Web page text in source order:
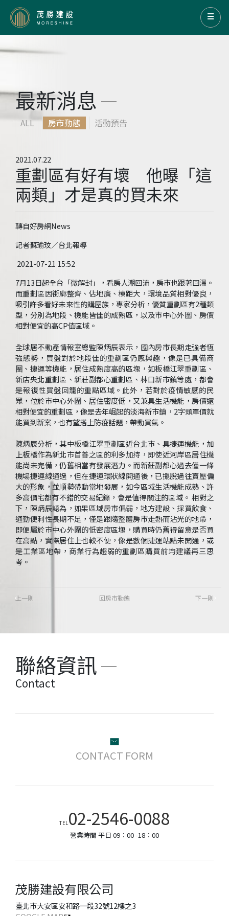
最新消息
ALL 房市動態 活動預告
2021.07.22
重劃區有好有壞 他曝「這
兩類」才是真的買未來
轉自好房網News
記者蘇瑜玟／台北報導
2021-07-21 15:52
7月13日起全台「微解封」，看房人潮回流，房市也跟著回溫。
而重劃區因街廓整齊、佔地廣、棟距大，環境品質相對優良，
吸引許多看好未來性的購屋族，專家分析，優質重劃區有2種類
型，分別為地段、機能皆佳的成熟區，以及市中心外圍、房價
相對便宜的高CP值區域。
全球居不動產情報室總監陳炳辰表示，國內房市長期走強者恆
強態勢，買盤對於地段佳的重劃區仍感興趣，像是已具備商
圈、捷運等機能，居住成熟度高的區塊，如板橋江翠重劃區、
新店央北重劃區、新莊副都心重劃區、林口新市鎮等處，都會
是報復性買盤回籠的重點區域。此外，若對於疫情敏感的民
眾，位於市中心外圍、居住密度低，又兼具生活機能，房價還
相對便宜的重劃區，像是去年崛起的淡海新市鎮，2字頭單價就
能買到新案，也有望搭上防疫話題，帶動買氣。
陳炳辰分析，其中板橋江翠重劃區近台北市、具捷運機能，加
上板橋作為新北市首善之區的利多加持，即使近河岸區居住機
能尚未完備，仍舊相當有發展潛力。而新莊副都心過去僅一條
機場捷運線通過，但在捷運環狀線開通後，已擺脫過往賣壓偏
大的形象，並順勢帶動當地發展，如今區域生活機能成熟、許
多高價宅都有不錯的交易紀錄，會是值得關注的區域。 相對之
下，陳炳辰認為，如果區域房市偏弱，地方建設、採買飲食、
通勤便利性長期不足，僅是跟隨整體房市走熱而沾光的地帶，
即便屬於市中心外圍的低密度區塊，購買時仍舊得留意是否買
在高點，實際居住上也較不便，像是數個捷運站點未開通，或
是工業區地帶，商業行為趨弱的重劃區購買前均建議再三思
考。
上一則 回房市動態 下一則
聯絡資訊
Contact
CONTACT FORM
TEL02-2546-0088
營業時間 平日 09：00 -18：00
茂勝建設有限公司
臺北市大安區安和路一段32號12樓之3